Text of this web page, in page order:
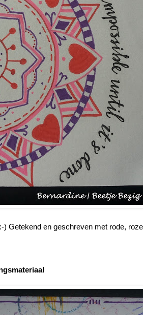
) Getekend en geschreven met rode,